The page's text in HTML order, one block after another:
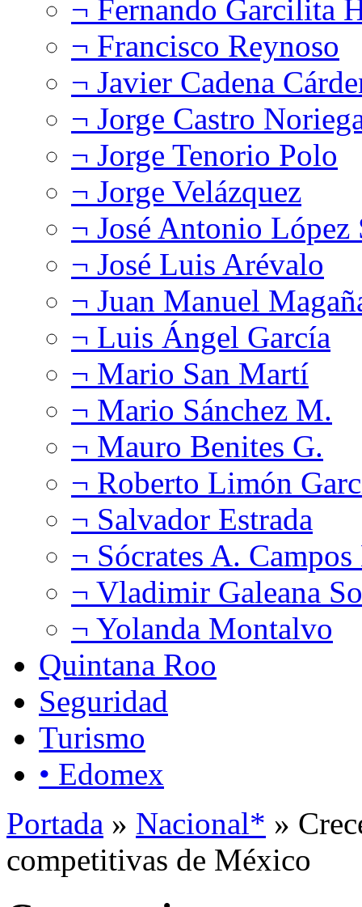
¬ Fernando Garcilita
¬ Francisco Reynoso
¬ Javier Cadena
¬ Jorge Castro
¬ Jorge Tenorio Polo
¬ Jorge Velázquez
¬ José Antonio López
¬ José Luis Arévalo
¬ Juan Manuel
¬ Luis Ángel García
¬ Mario San Martí
¬ Mario Sánchez M.
¬ Mauro Benites G.
¬ Roberto Limón
¬ Salvador Estrada
¬ Sócrates A.
¬ Vladimir Galeana
¬ Yolanda Montalvo
Quintana Roo
Seguridad
Turismo
• Edomex
Portada » Nacional* »
competitivas de México